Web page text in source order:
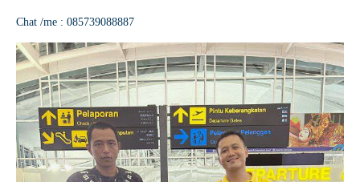
Chat /me : 085739088887